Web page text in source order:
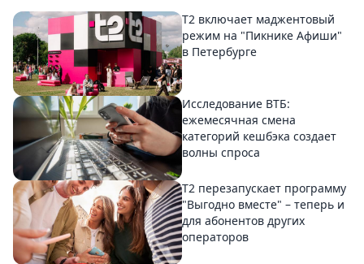
Т2 включает маджентовый
режим на "Пикнике Афиши"
в Петербурге
Исследование ВТБ:
ежемесячная смена
категорий кешбэка создает
волны спроса
Т2 перезапускает программу
"Выгодно вместе" – теперь и
для абонентов других
операторов